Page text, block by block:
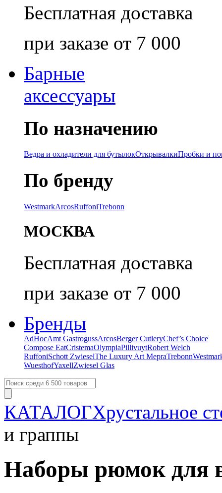
Бесплатная доставка
при заказе от 7 000
Барные
аксессуары
По назначению
Ведра и охладители для бутылокОткрывалкиПробки и
По бренду
WestmarkArcosRuffoniTrebonn
МОСКВА
Бесплатная доставка
при заказе от 7 000
Бренды
AdHocAmt GastrogussArcosBerger CutleryChef’s Choice
Compose EatCristemaOlympiaPillivuytRobert Welch
RuffoniSchott ZwieselThe Luxury Art MepraTrebonn
WuesthofYaxellZwiesel Glas
КАТАЛОГХрустальное
и граппы
Наборы рюмок для